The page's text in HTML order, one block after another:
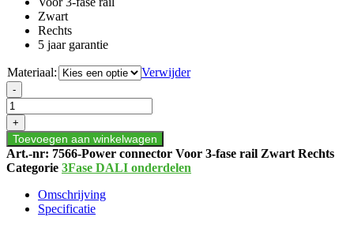
Zwart
Rechts
5 jaar garantie
Materiaal:
Verwijder
DALI
3-
FASE
RAIL
|
POWER
CONNECTOR
RECHTS
-
+
Toevoegen aan winkelwagen
Art.-nr: 7566-Power connector Voor 3-fase rail Zwart Rechts
Categorie 3Fase DALI onderdelen
Omschrijving
Specificatie